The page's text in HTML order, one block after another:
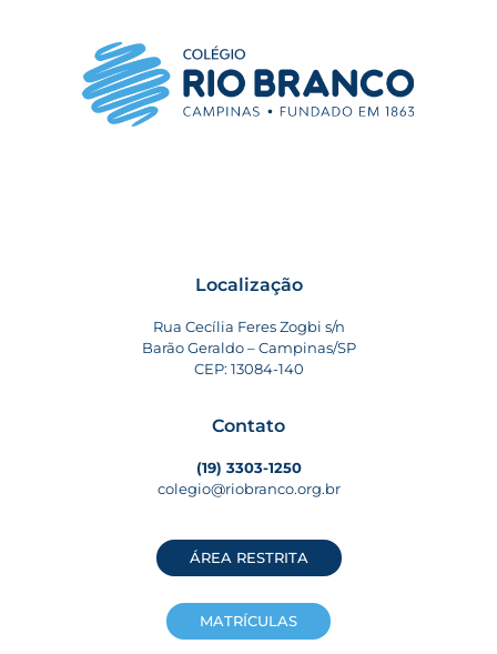
Localização
Rua Cecília Feres Zogbi s/n
Barão Geraldo – Campinas/SP
CEP: 13084-140
Contato
(19) 3303-1250
colegio@riobranco.org.br
ÁREA RESTRITA
MATRÍCULAS